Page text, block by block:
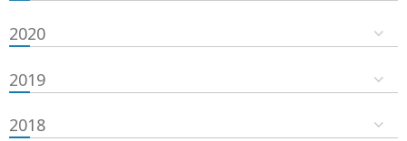
2020
2019
2018